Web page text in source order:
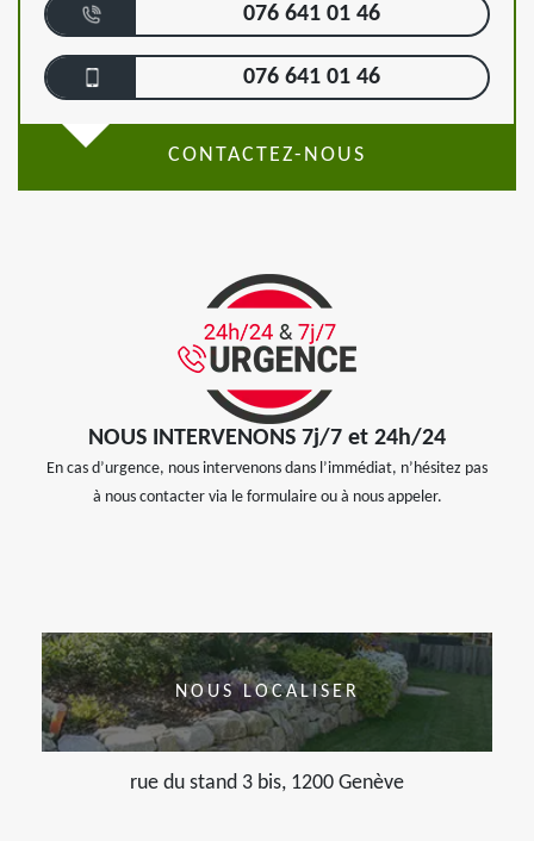
076 641 01 46
076 641 01 46
CONTACTEZ-NOUS
NOUS INTERVENONS 7j/7 et 24h/24
En cas d’urgence, nous intervenons dans l’immédiat, n’hésitez pas
à nous contacter via le formulaire ou à nous appeler.
NOUS LOCALISER
rue du stand 3 bis, 1200 Genève